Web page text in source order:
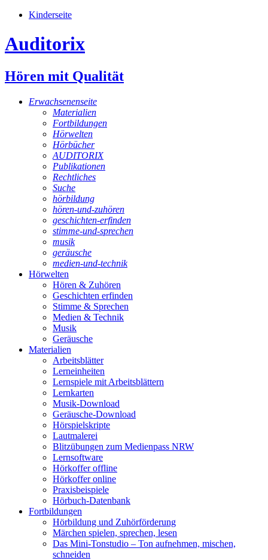
Kinderseite
Auditorix
Hören mit Qualität
Erwachsenenseite
Materialien
Fortbildungen
Hörwelten
Hörbücher
AUDITORIX
Publikationen
Rechtliches
Suche
hörbildung
hören-und-zuhören
geschichten-erfinden
stimme-und-sprechen
musik
geräusche
medien-und-technik
Hörwelten
Hören & Zuhören
Geschichten erfinden
Stimme & Sprechen
Medien & Technik
Musik
Geräusche
Materialien
Arbeitsblätter
Lerneinheiten
Lernspiele mit Arbeitsblättern
Lernkarten
Musik-Download
Geräusche-Download
Hörspielskripte
Lautmalerei
Blitzübungen zum Medienpass NRW
Lernsoftware
Hörkoffer offline
Hörkoffer online
Praxisbeispiele
Hörbuch-Datenbank
Fortbildungen
Hörbildung und Zuhörförderung
Märchen spielen, sprechen, lesen
Das Mini-Tonstudio – Ton aufnehmen, mischen,
schneiden